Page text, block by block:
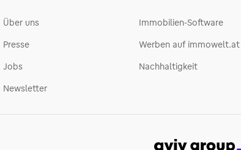
Über uns
Presse
Jobs
Newsletter
Immobilien-Software
Werben auf immowelt.at
Nachhaltigkeit